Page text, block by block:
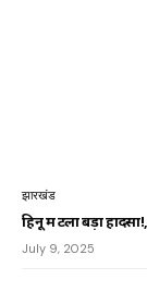
झारखंड
हिनू में टला बड़ा
July 9, 2025